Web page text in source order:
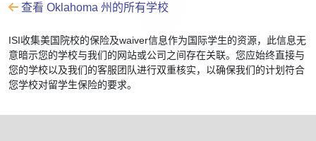
查看 Oklahoma 州的所有学校
ISI收集美国院校的保险及waiver信息作为国际学生的资源，此信息无
意暗示您的学校与我们的网站或公司之间存在关联。您应始终直接与
您的学校以及我们的客服团队进行双重核实，以确保我们的计划符合
您学校对留学生保险的要求。